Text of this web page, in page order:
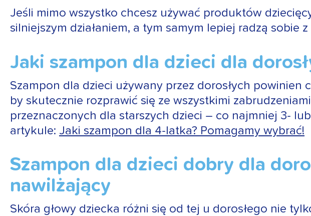
Jeśli mimo wszystko chcesz używać produktów
silniejszym działaniem, a tym samym lepiej radzą sobie
Jaki szampon dla dzieci dla
Szampon dla dzieci używany przez dorosłych powinien
by skutecznie rozprawić się ze wszystkimi
przeznaczonych dla starszych dzieci – co najmniej 3-
artykule: Jaki szampon dla 4-latka? Pomagamy wybrać!
Szampon dla dzieci dobry dla
nawilżający
Skóra głowy dziecka różni się od tej u dorosłego nie